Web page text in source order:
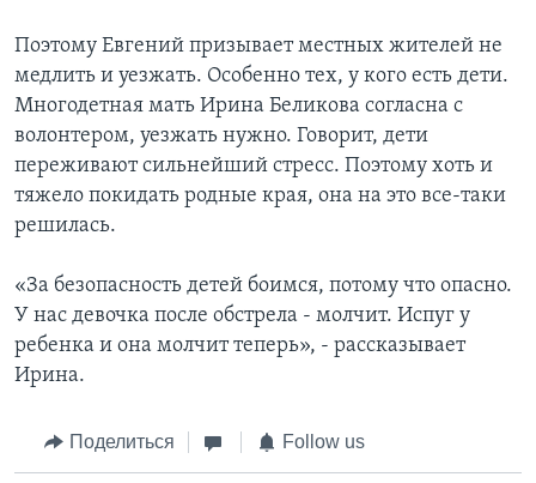
Поэтому Евгений призывает местных жителей не
медлить и уезжать. Особенно тех, у кого есть дети.
Многодетная мать Ирина Беликова согласна с
волонтером, уезжать нужно. Говорит, дети
переживают сильнейший стресс. Поэтому хоть и
тяжело покидать родные края, она на это все-таки
решилась.
«За безопасность детей боимся, потому что опасно.
У нас девочка после обстрела - молчит. Испуг у
ребенка и она молчит теперь», - рассказывает
Ирина.
Поделиться Follow us